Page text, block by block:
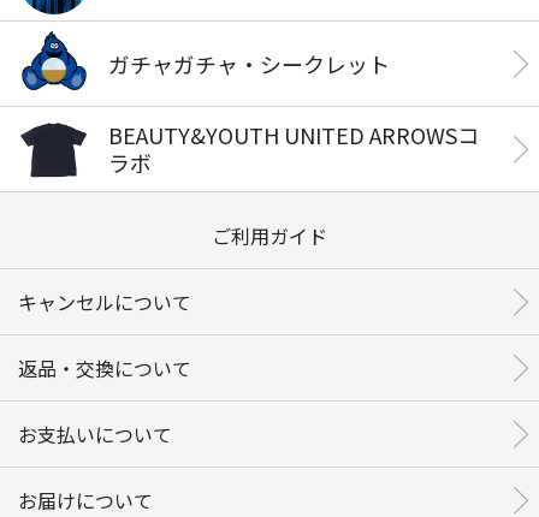
ガチャガチャ・シークレット
BEAUTY&YOUTH UNITED ARROWSコ
ラボ
ご利用ガイド
キャンセルについて
返品・交換について
お支払いについて
お届けについて